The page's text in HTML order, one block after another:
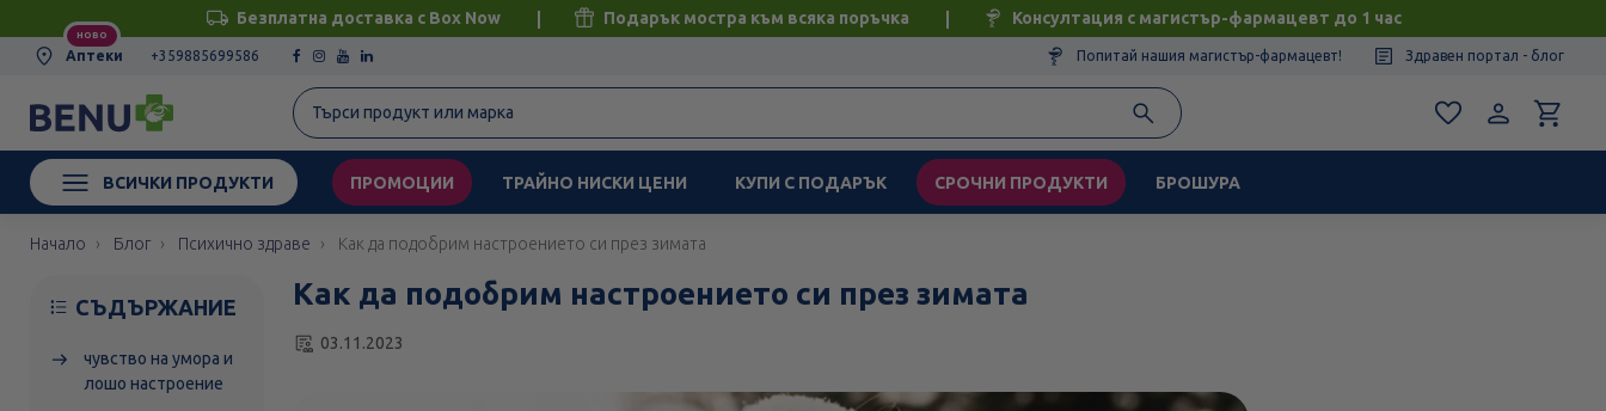
Безплатна доставка с Box Now Подарък мостра към всяка поръчка Консултация с магистър-фармацевт до 1 час
НОВО
Аптеки +359885699586 Попитай нашия магистър-фармацевт! Здравен портал - блог
ВСИЧКИ ПРОДУКТИ ПРОМОЦИИ ТРАЙНО НИСКИ ЦЕНИ КУПИ С ПОДАРЪК СРОЧНИ ПРОДУКТИ БРОШУРА
Начало Блог Психично здраве Как да подобрим настроението си през зимата
СЪДЪРЖАНИЕ
чувство на умора и
лошо настроение
Как да подобрим настроението си през зимата
03.11.2023